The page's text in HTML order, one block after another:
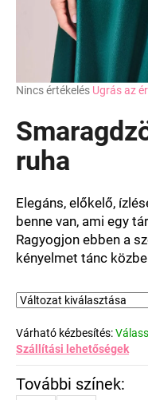
A
átlagos
értékelése
ből
csillag.
Nincs értékelés Ugrás az
ruha
Elegáns, előkelő,
benne van, ami egy
Ragyogjon ebben a
kényelmet tánc
Várható kézbesítés:
Szállítási lehetőségek